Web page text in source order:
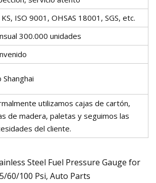
KS, ISO 9001, OHSAS 18001, SGS, etc.
300.000 unidades
Shanghai
utilizamos cajas de cartón,
de madera, paletas y seguimos las
del cliente.